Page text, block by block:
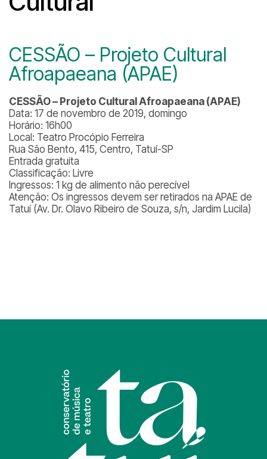
CESSÃO – Projeto Cultural
Afroapaeana (APAE)
CESSÃO – Projeto Cultural Afroapaeana (APAE)
Data: 17 de novembro de 2019, domingo
Horário: 16h00
Local: Teatro Procópio Ferreira
Rua São Bento, 415, Centro, Tatuí-SP
Entrada gratuita
Classificação: Livre
Ingressos: 1 kg de alimento não perecível
Atenção: Os ingressos devem ser retirados na APAE de
Tatuí (Av. Dr. Olavo Ribeiro de Souza, s/n, Jardim Lucila)